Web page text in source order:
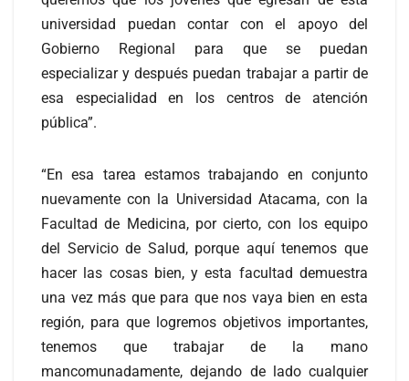
universidad puedan contar con el apoyo del
Gobierno Regional para que se puedan
especializar y después puedan trabajar a partir de
esa especialidad en los centros de atención
pública”.
“En esa tarea estamos trabajando en conjunto
nuevamente con la Universidad Atacama, con la
Facultad de Medicina, por cierto, con los equipo
del Servicio de Salud, porque aquí tenemos que
hacer las cosas bien, y esta facultad demuestra
una vez más que para que nos vaya bien en esta
región, para que logremos objetivos importantes,
tenemos que trabajar de la mano
mancomunadamente, dejando de lado cualquier